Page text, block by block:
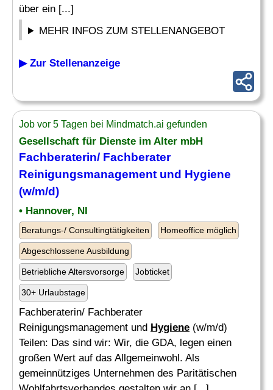
über ein [...]
MEHR INFOS ZUM STELLENANGEBOT
▶ Zur Stellenanzeige
Job vor 5 Tagen bei Mindmatch.ai gefunden
Gesellschaft für Dienste im Alter mbH
Fachberaterin/ Fachberater
Reinigungsmanagement und Hygiene
(w/m/d)
• Hannover, NI
Beratungs-/ Consultingtätigkeiten Homeoffice möglich
Abgeschlossene Ausbildung
Betriebliche Altersvorsorge Jobticket
30+ Urlaubstage
Fachberaterin/ Fachberater
Reinigungsmanagement und Hygiene (w/m/d)
Teilen: Das sind wir: Wir, die GDA, legen einen
großen Wert auf das Allgemeinwohl. Als
gemeinnütziges Unternehmen des Paritätischen